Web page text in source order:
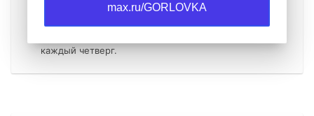
06 августа 2026 года вышел выпуск
общественно-информационной газеты
каждый четверг.
max.ru/GORLOVKA